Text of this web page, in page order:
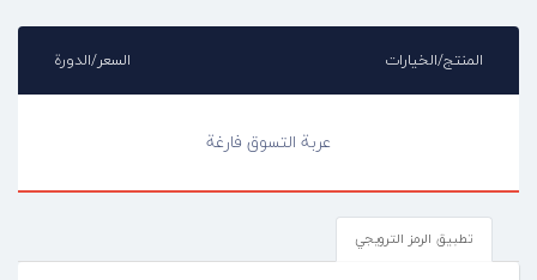
المنتج/الخيارات السعر/الدورة
عربة التسوق فارغة
تطبيق الرمز الترويجي